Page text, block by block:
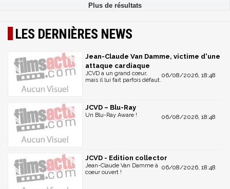
LES DERNIÈRES NEWS
Jean-Claude Van Damme, victime d'une
attaque cardiaque
06/08/2026, 18:48
JCVD a un grand cœur,
mais il lui fait parfois défaut.
JCVD – Blu-Ray
06/08/2026, 18:48
Un Blu-Ray Aware !
JCVD - Edition collector
06/08/2026, 18:48
Jean-Claude Van Damme à
coeur ouvert !